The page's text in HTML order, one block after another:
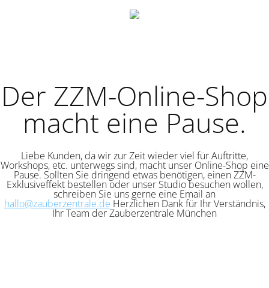
Der ZZM-Online-Shop
macht eine Pause.
Liebe Kunden, da wir zur Zeit wieder viel für Auftritte,
Workshops, etc. unterwegs sind, macht unser Online-Shop eine
Pause. Sollten Sie dringend etwas benötigen, einen ZZM-
Exklusiveffekt bestellen oder unser Studio besuchen wollen,
schreiben Sie uns gerne eine Email an
hallo@zauberzentrale.de Herzlichen Dank für Ihr Verständnis,
Ihr Team der Zauberzentrale München